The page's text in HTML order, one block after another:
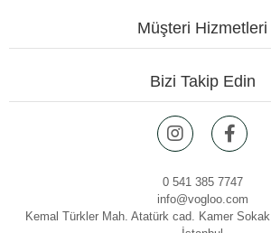
Müşteri Hizmetleri
Bizi Takip Edin
0 541 385 7747
info@vogloo.com
Kemal Türkler Mah. Atatürk cad. Kamer